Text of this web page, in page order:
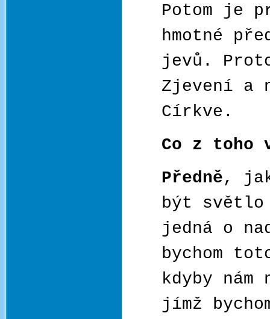
Potom je
hmotné
jevů.
Zjevení a
Církve.
Co z toho
Předně,
být světlo
jedná o
bychom
kdyby
jímž